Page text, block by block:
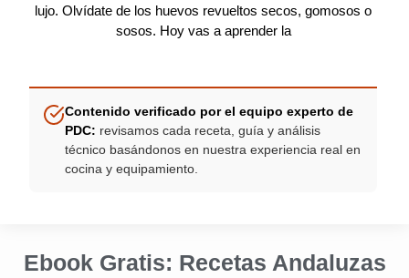
lujo. Olvídate de los huevos revueltos secos, gomosos o
sosos. Hoy vas a aprender la
Contenido verificado por el equipo experto de
PDC: revisamos cada receta, guía y análisis
técnico basándonos en nuestra experiencia real en
cocina y equipamiento.
Ebook Gratis: Recetas Andaluzas